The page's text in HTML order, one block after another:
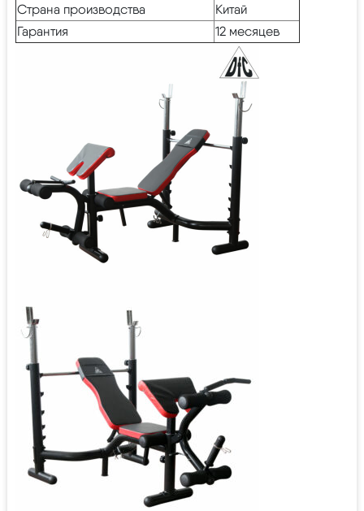
Страна производства
Китай
Гарантия
12 месяцев